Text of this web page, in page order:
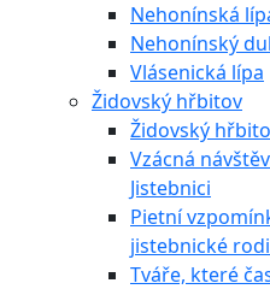
Nehonínská
Nehonínský
Vlásenická lípa
Židovský hřbitov
Židovský
Vzácná
Jistebnici
Pietní
jistebnické
Tváře, které